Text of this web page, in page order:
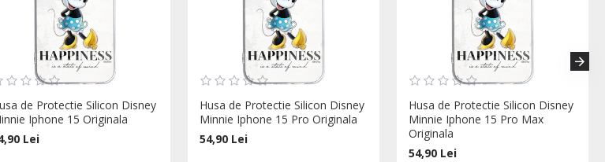
de Protectie Silicon Disney
Iphone 15 Originala
Lei
Husa de Protectie Silicon Disney
Minnie Iphone 15 Pro Originala
54,90 Lei
Husa de Protectie Silicon Disney
Minnie Iphone 15 Pro Max
Originala
54,90 Lei